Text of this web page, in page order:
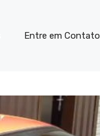
Entre em Contato